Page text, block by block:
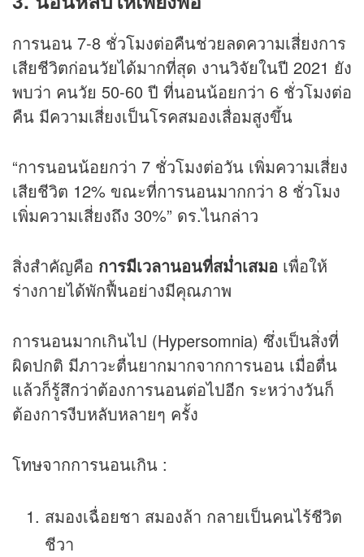
การนอน 7-8 ชั่วโมงต่อคืนช่วยลดความเสี่ยงการ
เสียชีวิตก่อนวัยได้มากที่สุด งานวิจัยในปี 2021 ยัง
พบว่า คนวัย 50-60 ปี ที่นอนน้อยกว่า 6 ชั่วโมงต่อ
คืน มีความเสี่ยงเป็นโรคสมองเสื่อมสูงขึ้น
“การนอนน้อยกว่า 7 ชั่วโมงต่อวัน เพิ่มความเสี่ยง
เสียชีวิต 12% ขณะที่การนอนมากกว่า 8 ชั่วโมง
เพิ่มความเสี่ยงถึง 30%” ดร.ไนกล่าว
สิ่งสำคัญคือ การมีเวลานอนที่สม่ำเสมอ เพื่อให้
ร่างกายได้พักฟื้นอย่างมีคุณภาพ
การนอนมากเกินไป (Hypersomnia) ซึ่งเป็นสิ่งที่
ผิดปกติ มีภาวะตื่นยากมากจากการนอน เมื่อตื่น
แล้วก็รู้สึกว่าต้องการนอนต่อไปอีก ระหว่างวันก็
ต้องการงีบหลับหลายๆ ครั้ง
โทษจากการนอนเกิน :
สมองเฉื่อยชา สมองล้า กลายเป็นคนไร้ชีวิต
ชีวา